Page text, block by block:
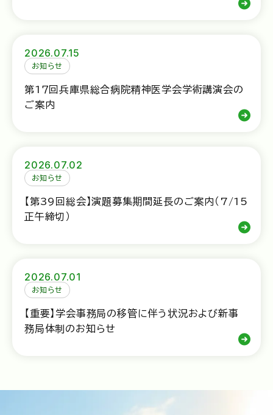
2026.07.15
お知らせ
第1７回兵庫県総合病院精神医学会学術講演会の
ご案内
2026.07.02
お知らせ
【第39回総会】演題募集期間延長のご案内（7/15
正午締切）
2026.07.01
お知らせ
【重要】学会事務局の移管に伴う状況および新事
務局体制のお知らせ